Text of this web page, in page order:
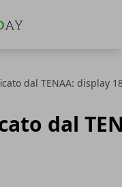
dal TENAA: display
dal